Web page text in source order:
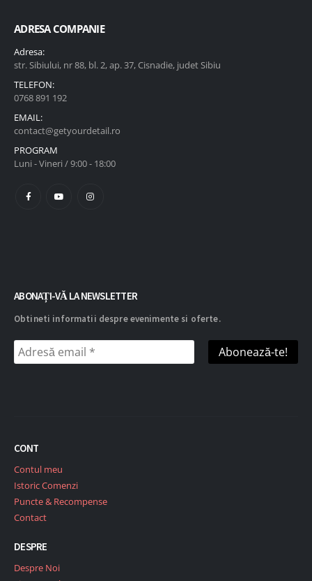
ADRESA COMPANIE
Adresa:
str. Sibiului, nr 88, bl. 2, ap. 37, Cisnadie, judet Sibiu
TELEFON:
0768 891 192
EMAIL:
contact@getyourdetail.ro
PROGRAM
Luni - Vineri / 9:00 - 18:00
ABONAȚI-VĂ LA NEWSLETTER
Obtineti informatii despre evenimente si oferte.
CONT
Contul meu
Istoric Comenzi
Puncte & Recompense
Contact
DESPRE
Despre Noi